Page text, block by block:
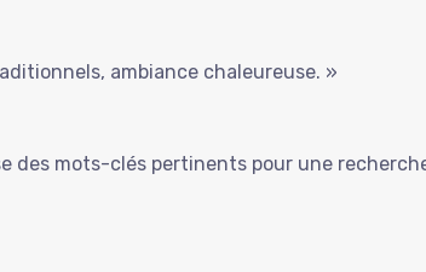
ambiance chaleureuse. »
mots-clés pertinents pour une